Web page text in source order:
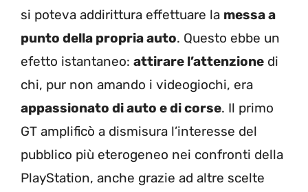
si poteva addirittura effettuare la messa a
punto della propria auto. Questo ebbe un
efetto istantaneo: attirare l’attenzione di
chi, pur non amando i videogiochi, era
appassionato di auto e di corse. Il primo
GT amplificò a dismisura l’interesse del
pubblico più eterogeneo nei confronti della
PlayStation, anche grazie ad altre scelte